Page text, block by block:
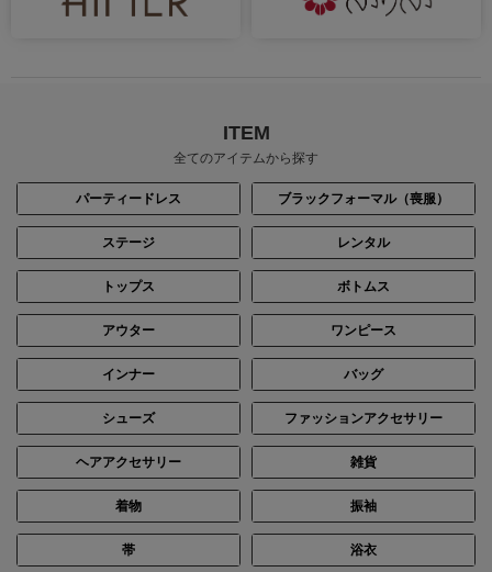
ITEM
全てのアイテムから探す
パーティードレス ブラックフォーマル（喪服）
ステージ レンタル
トップス ボトムス
アウター ワンピース
インナー バッグ
シューズ ファッションアクセサリー
ヘアアクセサリー 雑貨
着物 振袖
帯 浴衣